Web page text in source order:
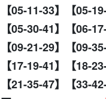
【05-11-33】【05-
【05-30-41】【06-
【09-21-29】【09-
【17-19-41】【18-
【21-35-47】【33-